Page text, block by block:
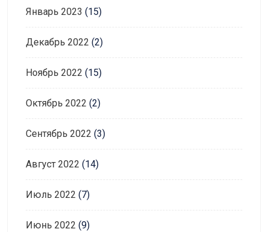
Январь 2023 (15)
Декабрь 2022 (2)
Ноябрь 2022 (15)
Октябрь 2022 (2)
Сентябрь 2022 (3)
Август 2022 (14)
Июль 2022 (7)
Июнь 2022 (9)